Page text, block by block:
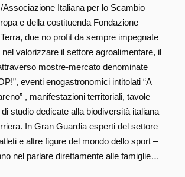
Italiana per lo Scambio
e della costituenda Fondazione
due no profit da sempre impegnate
nel valorizzare il settore agroalimentare, il
mostre-mercato denominate
eventi enogastronomici intitolati “A
, manifestazioni territoriali, tavole
studio dedicate alla biodiversità italiana
In Gran Guardia esperti del settore
e altre figure del mondo dello sport –
nel parlare direttamente alle famiglie…